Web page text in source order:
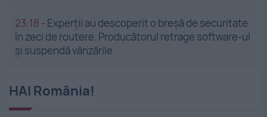
23:18 - Experții au descoperit o breșă de securitate
în zeci de routere. Producătorul retrage software-ul
și suspendă vânzările
HAI România!